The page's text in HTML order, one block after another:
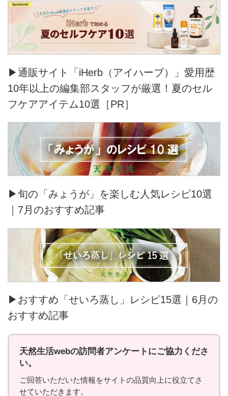
▶通販サイト「iHerb（アイハーブ）」愛用歴
10年以上の編集部スタッフが厳選！夏のセル
フケアアイテム10選［PR］
▶旬の「みょうが」を楽しむ人気レシピ10選
｜7月のおすすめ記事
▶おすすめ「せいろ蒸し」レシピ15選｜6月の
おすすめ記事